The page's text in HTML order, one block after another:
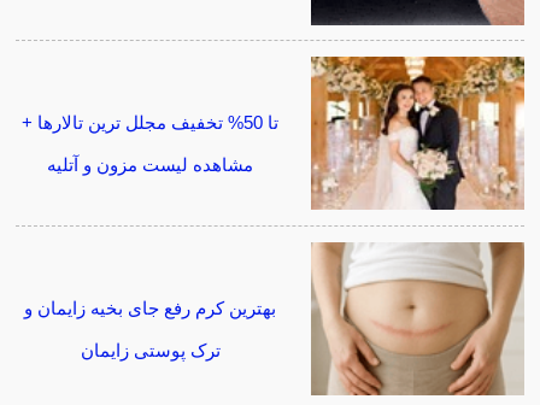
تا 50% تخفیف مجلل ترین تالارها +
مشاهده لیست مزون و آتلیه
بهترین کرم رفع جای بخیه زایمان و
ترک پوستی زایمان